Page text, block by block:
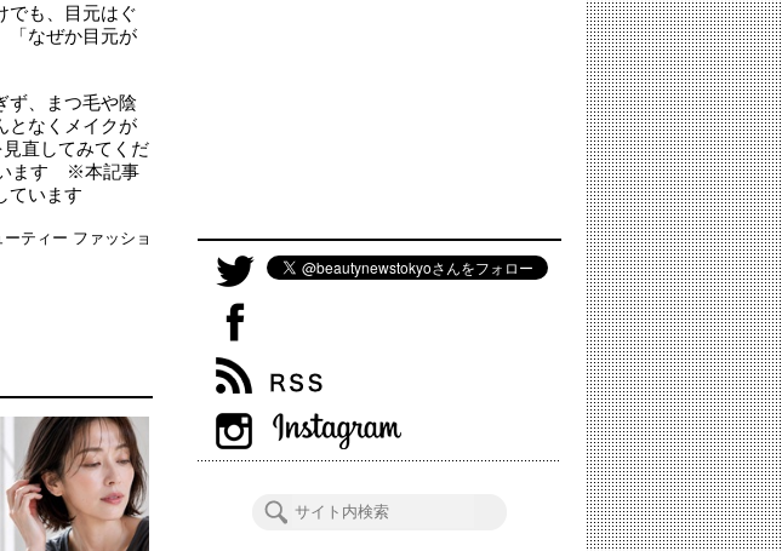
でも、目元はぐ
「なぜか目元が
ず、まつ毛や陰
となくメイクが
直してみてくだ
います ※本記事
ています
ーティー ファッショ